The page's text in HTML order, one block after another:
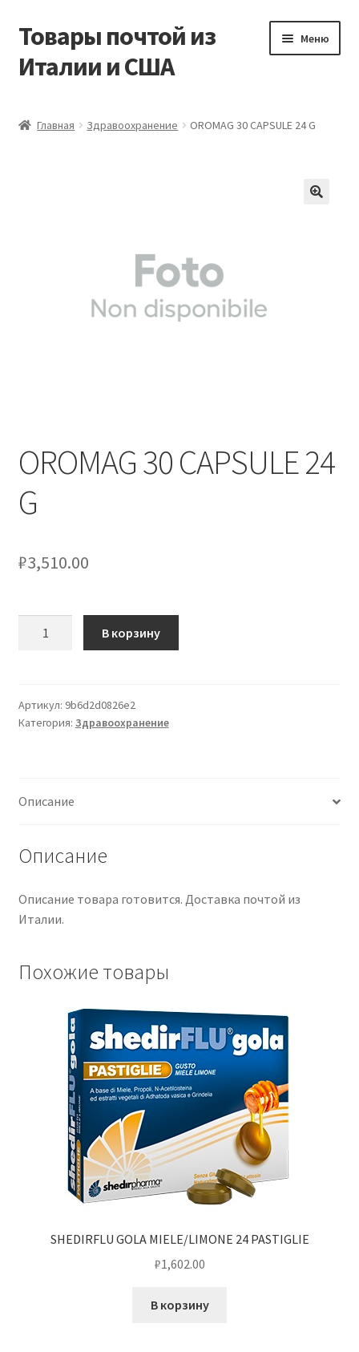
Перейти
навигации
Перейти
содержимому
Товары почтой из
Италии и США
Меню
Главная Здравоохранение OROMAG 30 CAPSULE 24 G
OROMAG 30 CAPSULE 24
G
₽3,510.00
CAPSULE
24
В корзину
Артикул: 9b6d2d0826e2
Категория: Здравоохранение
Описание
Описание
Описание товара готовится. Доставка почтой из
Италии.
Похожие товары
SHEDIRFLU GOLA MIELE/LIMONE 24 PASTIGLIE
₽1,602.00
В корзину